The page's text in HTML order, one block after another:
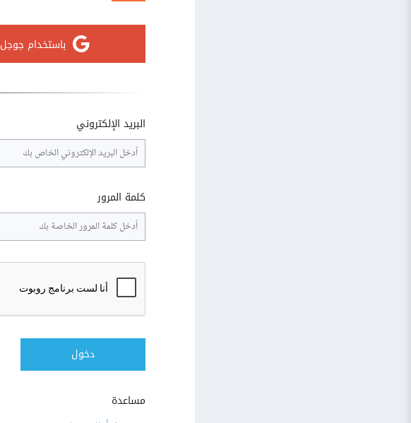
باستخدام جوجل
البريد الإلكتروني
كلمة المرور
دخول
مساعدة